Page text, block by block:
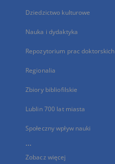
Dziedzictwo kulturowe
Nauka i dydaktyka
Repozytorium prac doktorskich
Regionalia
Zbiory bibliofilskie
Lublin 700 lat miasta
Społeczny wpływ nauki
...
Zobacz więcej